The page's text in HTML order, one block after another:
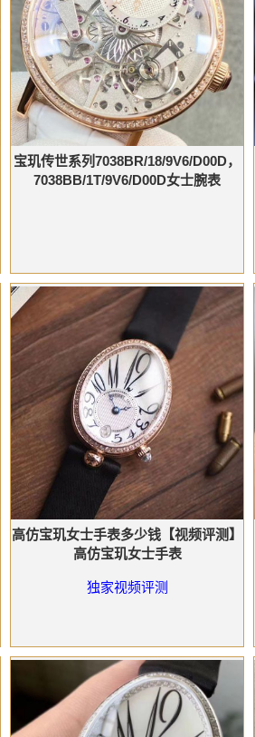
宝玑传世系列7038BR/18/9V6/D00D，
7038BB/1T/9V6/D00D女士腕表
高仿宝玑女士手表多少钱【视频评测】
高仿宝玑女士手表
独家视频评测